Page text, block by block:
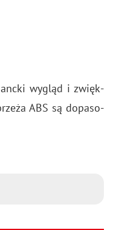
wy­gląd i zwięk­
ABS są do­pa­so­